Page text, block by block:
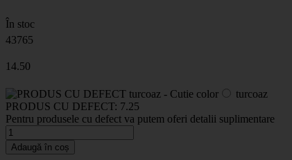
În stoc
43765
14.50
turcoaz
PRODUS CU DEFECT: 7.25
Pentru produsele cu defect va putem oferi detalii suplimentare
Adaugă în coș